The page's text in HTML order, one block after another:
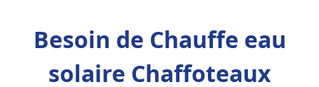
Besoin de Chauffe eau
solaire Chaffoteaux